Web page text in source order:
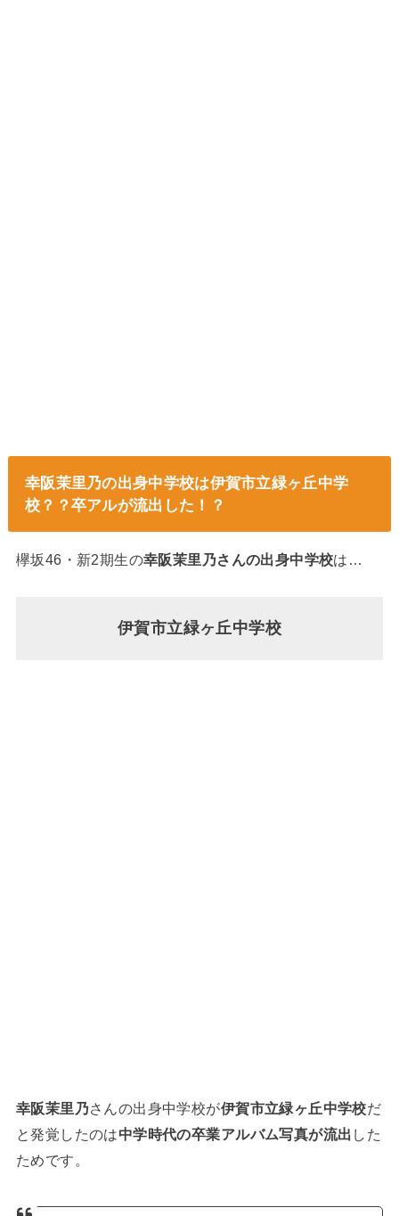
幸阪茉里乃の出身中学校は伊賀市立緑ヶ丘中学
校？？卒アルが流出した！？
欅坂46・新2期生の幸阪茉里乃さんの出身中学校は…
伊賀市立緑ヶ丘中学校
幸阪茉里乃さんの出身中学校が伊賀市立緑ヶ丘中学校だ
と発覚したのは中学時代の卒業アルバム写真が流出 した
ためです。